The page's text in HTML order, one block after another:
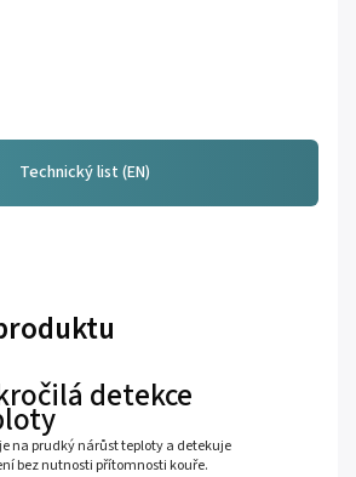
Technický list (EN)
detekce
na prudký nárůst teploty a detekuje
bez nutnosti přítomnosti kouře.